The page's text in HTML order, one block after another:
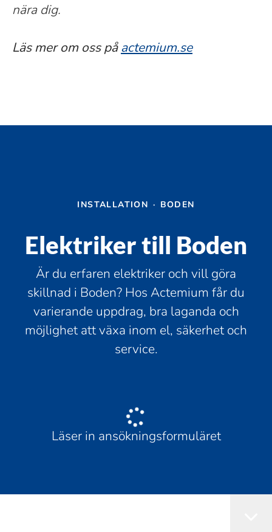
nära dig.
Läs mer om oss påactemium.se
INSTALLATION · BODEN
Elektriker till Boden
Är du erfaren elektriker och vill göra
skillnad i Boden? Hos Actemium får du
varierande uppdrag, bra laganda och
möjlighet att växa inom el, säkerhet och
service.
Läser in ansökningsformuläret